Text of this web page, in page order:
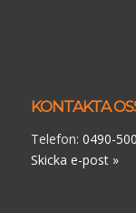
KONTAKTA
Telefon: 0490-
Skicka e-post »